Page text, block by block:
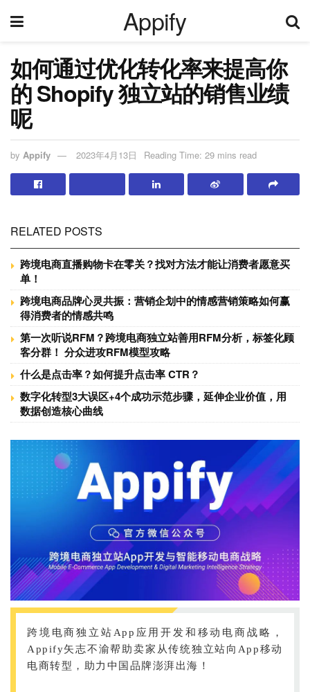
Appify
如何通过优化转化率来提高你
的 Shopify 独立站的销售业绩
呢
by Appify 2023年4月13日 Reading Time: 29 mins read
RELATED POSTS
跨境电商直播购物卡在零关？找对方法才能让消费者愿意买
单！
跨境电商品牌心灵共振：营销企划中的情感营销策略如何赢
得消费者的情感共鸣
第一次听说RFM？跨境电商独立站善用RFM分析，标签化顾
客分群！ 分众进攻RFM模型攻略
什么是点击率？如何提升点击率 CTR？
数字化转型3大误区+4个成功示范步骤，延伸企业价值，用
数据创造核心曲线
跨境电商独立站App应用开发和移动电商战略，
Appify矢志不渝帮助卖家从传统独立站向App移动
电商转型，助力中国品牌澎湃出海！